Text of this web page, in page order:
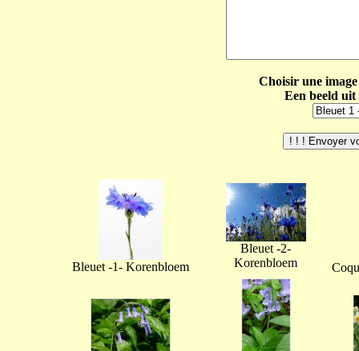
Choisir une
Een beeld
Bleuet -1- Korenbloem
Bleuet -2-
Korenbloem